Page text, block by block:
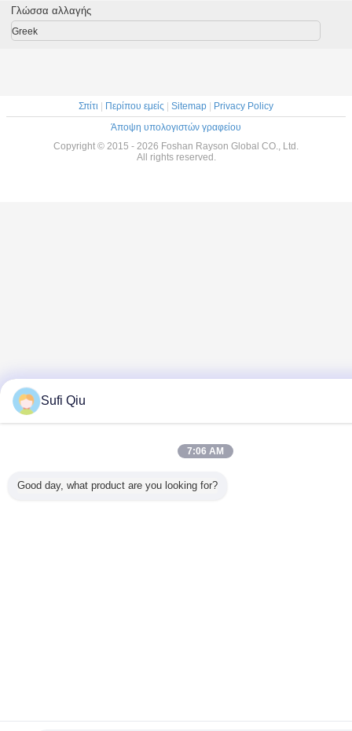
αφρού μνήμης με
σχεδίου
Γλώσσα αλλαγής
Greek
Σπίτι Περίπου εμείς Sitemap
Privacy Policy
Άποψη υπολογιστών γραφείου
Copyright © 2015 - 2026 Foshan Rayson Global CO., Ltd.
All rights reserved.
Sufi Qiu
7:06 AM
Good day, what product are you looking for?